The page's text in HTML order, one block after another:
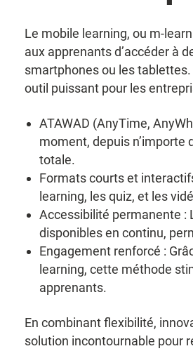
Le mobile learning, ou m-
aux apprenants d’accéder à
smartphones ou les
outil puissant pour les
ATAWAD (AnyTime,
moment, depuis n’importe
totale.
Formats courts et
learning, les quiz, et les
Accessibilité permanente :
disponibles en continu,
Engagement renforcé :
learning, cette méthode
apprenants.
En combinant flexibilité,
solution incontournable pour